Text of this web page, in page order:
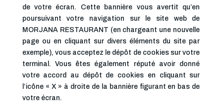
de votre écran. Cette bannière vous avertit qu’en
poursuivant votre navigation sur le site web de
MORJANA RESTAURANT (en chargeant une nouvelle
page ou en cliquant sur divers éléments du site par
exemple), vous acceptez le dépôt de cookies sur votre
terminal. Vous êtes également réputé avoir donné
votre accord au dépôt de cookies en cliquant sur
l’icône « X » à droite de la bannière figurant en bas de
votre écran.